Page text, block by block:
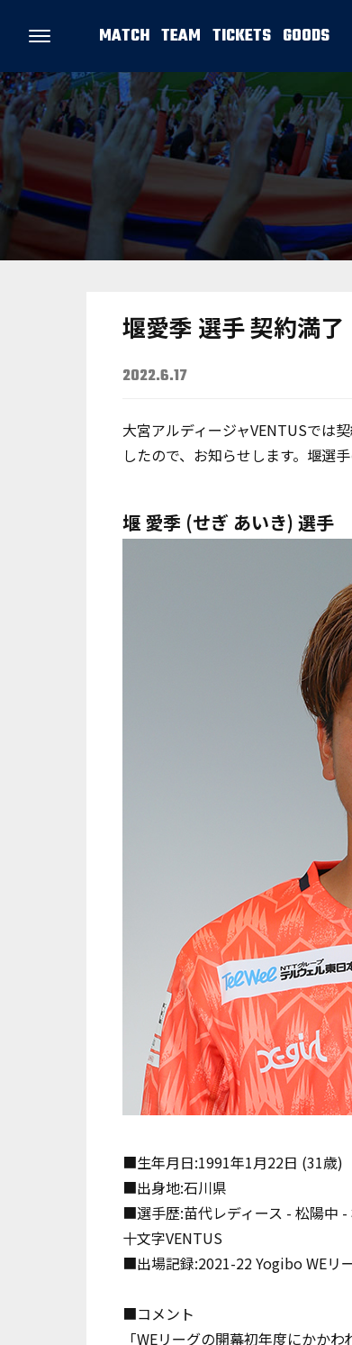
MATCH TEAM TICKETS GOODS
堰愛季 選手 契約満了
2022.6.17
大宮アルディージャVENTUSでは
したので、お知らせします。堰選
堰 愛季 (せぎ あいき) 選手
■生年月日:1991年1月22日 (31歳)
■出身地:石川県
■選手歴:苗代レディース - 松陽中 -
十文字VENTUS
■出場記録:2021-22 Yogibo WEリ
■コメント
「WEリーグの開幕初年度にかか